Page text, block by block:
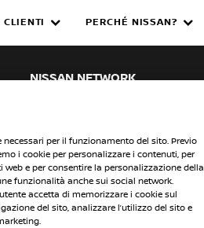
CLIENTI PERCHÉ NISSAN?
NISSAN NETWORK
Consulta lo stock
Diventa un concessionario
Nissan Intelligent Mobility
Codice Etico
per il funzionamento del sito. Previo
i cookie per personalizzare i contenuti, per
e per consentire la personalizzazione della
funzionalità anche sui social network.
accetta di memorizzare i cookie sul
del sito, analizzare l’utilizzo del sito e